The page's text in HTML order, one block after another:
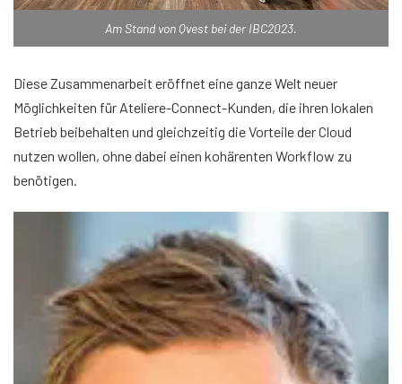
Am Stand von Qvest bei der IBC2023.
Diese Zusammenarbeit eröffnet eine ganze Welt neuer
Möglichkeiten für Ateliere-Connect-Kunden, die ihren lokalen
Betrieb beibehalten und gleichzeitig die Vorteile der Cloud
nutzen wollen, ohne dabei einen kohärenten Workflow zu
benötigen.